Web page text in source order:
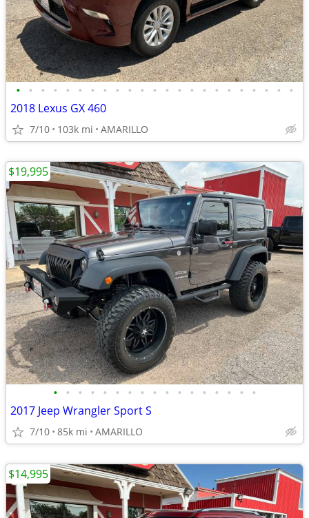
• • • • • • • • • • • • • • • • • • • • • • •
2018 Lexus GX 460
7/10 103k mi AMARILLO
• • • • • • • • • • • • • • • • •
2017 Jeep Wrangler Sport S
7/10 85k mi AMARILLO
$19,995
$14,995